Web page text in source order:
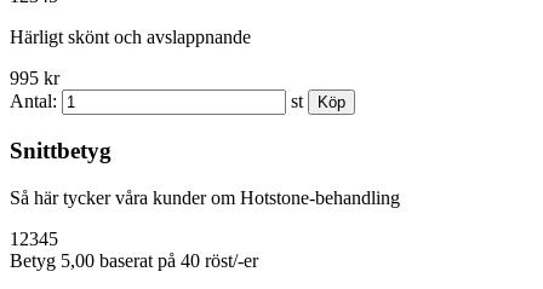
Härligt skönt och avslappnande
995 kr
Antal:
st
Snittbetyg
Så här tycker våra kunder om Hotstone-behandling
1 2345
Betyg 5,00 baserat på 40 röst/-er